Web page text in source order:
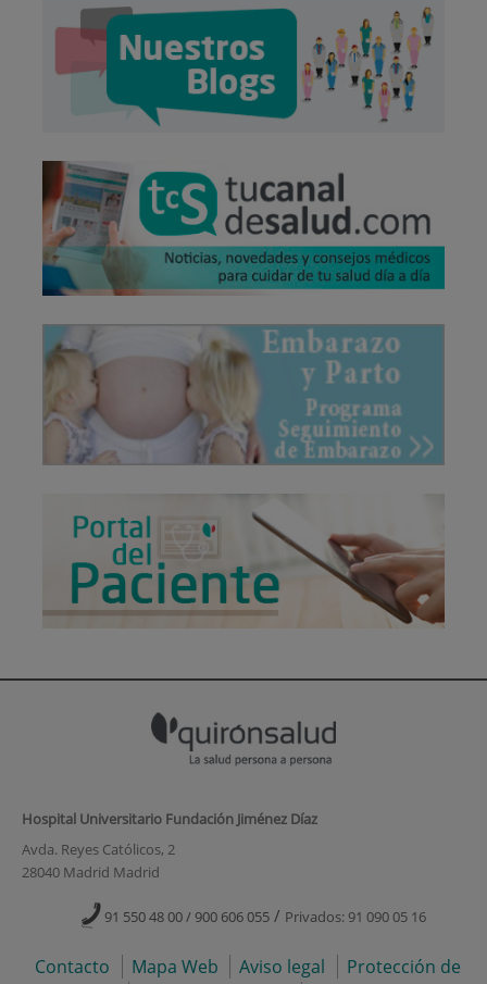
Hospital Universitario Fundación Jiménez Díaz
Avda. Reyes Católicos, 2
28040 Madrid Madrid
91 550 48 00 / 900 606 055 / Privados: 91 090 05 16
Contacto Mapa Web Aviso legal
Protección de